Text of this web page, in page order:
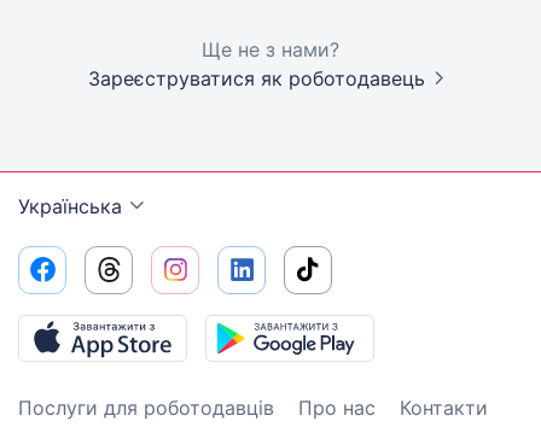
Ще не з нами?
Зареєструватися як роботодавець
Українська
Послуги для роботодавців Про нас
Контакти